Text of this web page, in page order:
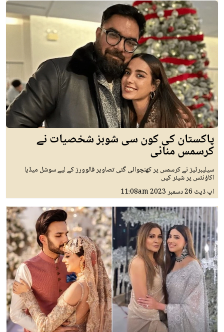
پاکستان کی کون سی شوبز شخصیات نے
کرسمس منائی
سیلیبرٹیز نے کرسمس پر کھنچوائی گئی تصاویر فالوورز کے لیے سوشل میڈیا
اکاؤنٹس پر شیئر کیں
اپ ڈیٹ 26 دسمبر 2023 11:08am